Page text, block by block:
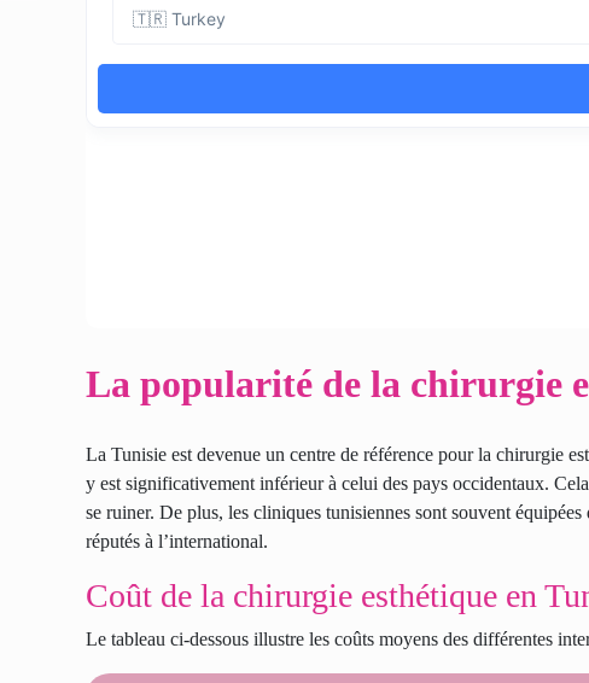
La popularité de la chirurgie
La Tunisie est devenue un centre de référence pour la chirurgie
y est significativement inférieur à celui des pays occidentaux.
se ruiner. De plus, les cliniques tunisiennes sont souvent
réputés à l’international.
Coût de la chirurgie esthétique en
Le tableau ci-dessous illustre les coûts moyens des différentes